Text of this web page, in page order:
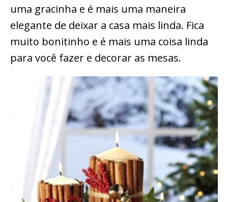
uma gracinha e é mais uma maneira
elegante de deixar a casa mais linda. Fica
muito bonitinho e é mais uma coisa linda
para você fazer e decorar as mesas.